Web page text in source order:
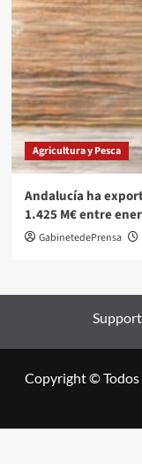
Agricultura y Pesca
Andalucía ha
1.425 M€ entre
GabinetedePrensa
Support
Copyright © Todos